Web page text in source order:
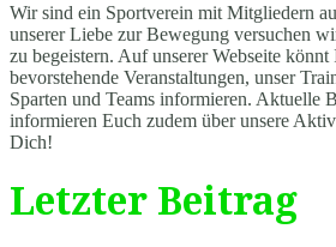
Wir sind ein Sportverein mit Mitgliedern
unserer Liebe zur Bewegung versuchen
zu begeistern. Auf unserer Webseite könnt
bevorstehende Veranstaltungen, unser
Sparten und Teams informieren. Aktuelle
informieren Euch zudem über unsere
Dich!
Letzter Beitrag